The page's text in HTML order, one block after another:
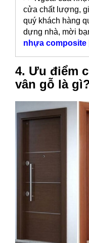
cửa chất lượng,
quý khách hàng
dựng nhà, mời
nhựa composite
4. Ưu điểm
vân gỗ là